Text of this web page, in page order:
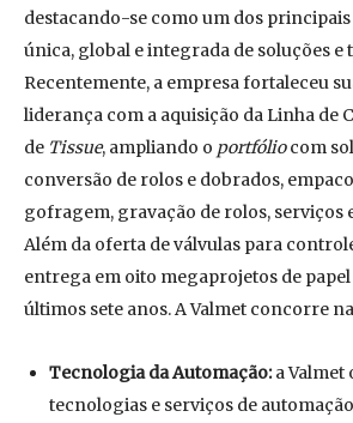
destacando-se como um dos principais
única, global e integrada de soluções e
Recentemente, a empresa fortaleceu
liderança com a aquisição da Linha de
de Tissue, ampliando o portfóliocom
conversão de rolos e dobrados,
gofragem, gravação de rolos, serviços
Além da oferta de válvulas para
entrega em oito megaprojetos de
últimos sete anos. A Valmet concorre
Tecnologia da Automação:a Valmet
tecnologias e serviços de